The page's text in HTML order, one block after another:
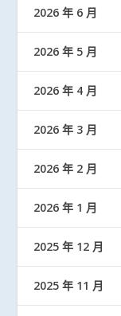
2026 年 6 月
2026 年 5 月
2026 年 4 月
2026 年 3 月
2026 年 2 月
2026 年 1 月
2025 年 12 月
2025 年 11 月